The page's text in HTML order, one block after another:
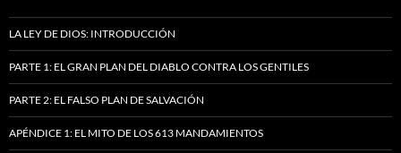
LA LEY DE DIOS: INTRODUCCIÓN
PARTE 1: EL GRAN PLAN DEL DIABLO CONTRA LOS GENTILES
PARTE 2: EL FALSO PLAN DE SALVACIÓN
APÉNDICE 1: EL MITO DE LOS 613 MANDAMIENTOS